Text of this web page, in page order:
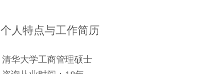
个人特点与工作简历
清华大学工商管理硕士